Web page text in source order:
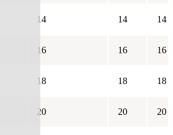
14 14 14
16 16 16
18 18 18
20 20 20